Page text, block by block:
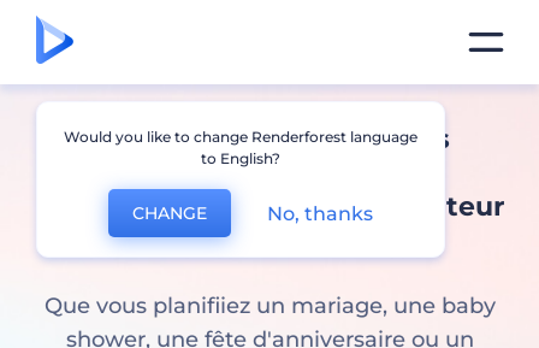
Concevez rapidement des
invitations numériques
professionnelles avec un créateur
invitation électronique
Que vous planifiiez un mariage, une baby
shower, une fête d'anniversaire ou un
Would you like to change Renderforest language
to English?
CHANGE No, thanks